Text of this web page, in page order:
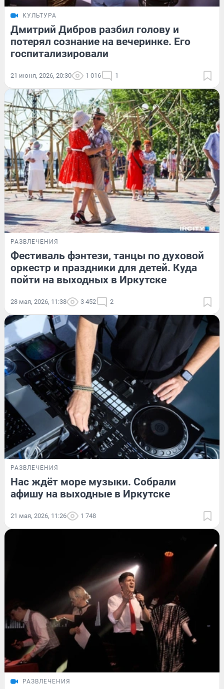
КУЛЬТУРА
Дмитрий Дибров разбил голову и
потерял сознание на вечеринке. Его
госпитализировали
21 июня, 2026, 20:30 1 016 1
РАЗВЛЕЧЕНИЯ
Фестиваль фэнтези, танцы по духовой
оркестр и праздники для детей. Куда
пойти на выходных в Иркутске
28 мая, 2026, 11:38 3 452 2
РАЗВЛЕЧЕНИЯ
Нас ждёт море музыки. Собрали
афишу на выходные в Иркутске
21 мая, 2026, 11:26 1 748
РАЗВЛЕЧЕНИЯ